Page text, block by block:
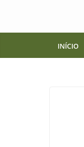
INÍCIO